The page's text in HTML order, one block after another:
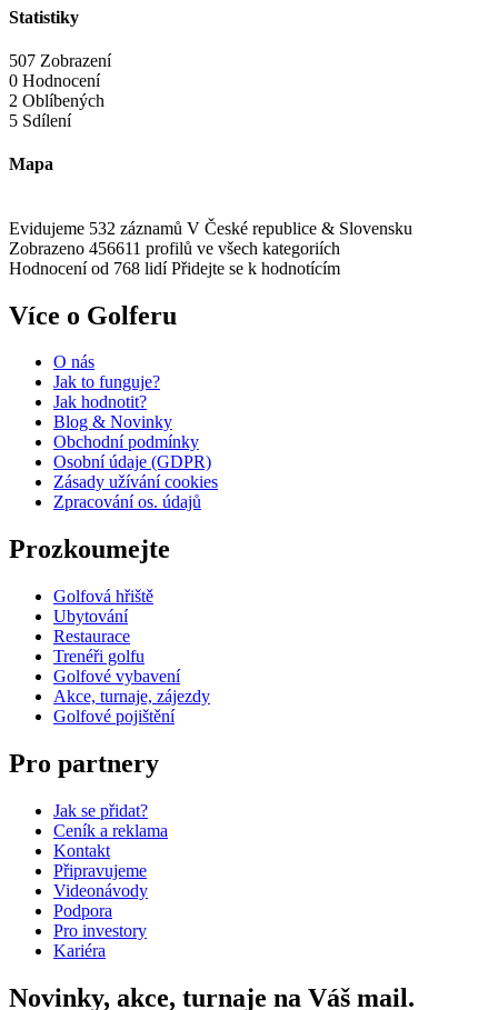
Statistiky
507 Zobrazení
0 Hodnocení
2 Oblíbených
5 Sdílení
Mapa
Evidujeme 532 záznamů V České republice & Slovensku
Zobrazeno 456611 profilů ve všech kategoriích
Hodnocení od 768 lidí Přidejte se k hodnotícím
Více o Golferu
O nás
Jak to funguje?
Jak hodnotit?
Blog & Novinky
Obchodní podmínky
Osobní údaje (GDPR)
Zásady užívání cookies
Zpracování os. údajů​
Prozkoumejte
Golfová hřiště
Ubytování
Restaurace
Trenéři golfu
Golfové vybavení
Akce, turnaje, zájezdy
Golfové pojištění
Pro partnery
Jak se přidat?
Ceník a reklama
Kontakt
Připravujeme
Videonávody
Podpora
Pro investory
Kariéra
Novinky, akce, turnaje na Váš mail.